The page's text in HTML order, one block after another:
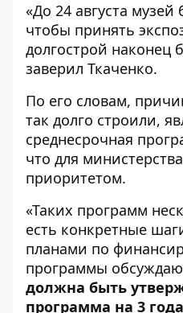
«До 24 августа музей
чтобы принять
долгострой наконец
заверил Ткаченко.
По его словам,
так долго строили,
среднесрочная
что для
приоритетом.
«Таких программ
есть конкретные
планами по
программы
должна быть
программа на 3 года